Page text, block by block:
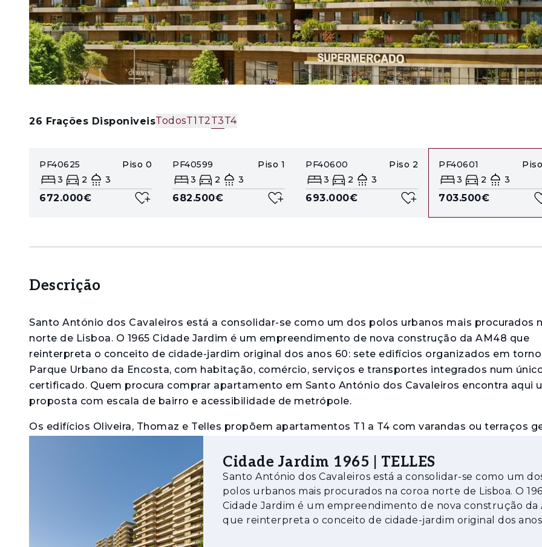
26 Frações DisponiveisTodosT1 T2T3T4
PF40625 Piso 0
3
2 3
672.000€
PF40599 Piso 1
3
2 3
682.500€
PF40600 Piso 2
3
2 3
693.000€
PF40601 Piso
3
2 3
703.500€
Descrição
Santo António dos Cavaleiros está a consolidar-se como um dos polos urbanos mais procurados
norte de Lisboa. O 1965 Cidade Jardim é um empreendimento de nova construção da AM48 que
reinterpreta o conceito de cidade-jardim original dos anos 60: sete edifícios organizados em
Parque Urbano da Encosta, com habitação, comércio, serviços e transportes integrados num
certificado. Quem procura comprar apartamento em Santo António dos Cavaleiros encontra aqui
proposta com escala de bairro e acessibilidade de metrópole.
Os edifícios Oliveira, Thomaz e Telles propõem apartamentos T1 a T4 com varandas ou terraços
pavimento em madeira de carvalho, cozinhas totalmente equipadas com eletrodomésticos
casas de banho com materiais de referência, climatização embutida que não compromete a
espaços, e sala de coworking privativa do condomínio.
Para quem avalia o 1965 Cidade Jardim como investimento imobiliário, existem dois fatores que
este ativo: a certificação BREEAM, com impacto direto nos custos de operação e na valorização
Cidade Jardim 1965 | TELLES
Santo António dos Cavaleiros está a consolidar-se como um
polos urbanos mais procurados na coroa norte de Lisboa. O
Cidade Jardim é um empreendimento de nova construção da
que reinterpreta o conceito de cidade-jardim original dos anos